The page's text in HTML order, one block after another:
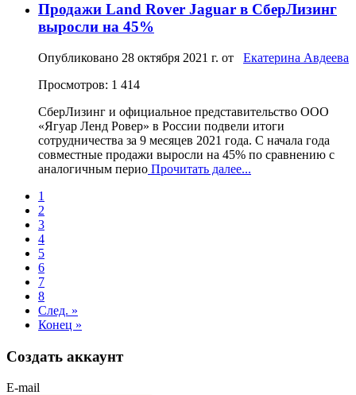
Продажи Land Rover Jaguar в СберЛизинг
выросли на 45%
Опубликовано 28 октября 2021 г. от Екатерина Авдеева
Просмотров: 1 414
СберЛизинг и официальное представительство ООО
«Ягуар Ленд Ровер» в России подвели итоги
сотрудничества за 9 месяцев 2021 года. С начала года
совместные продажи выросли на 45% по сравнению с
аналогичным перио Прочитать далее...
1
2
3
4
5
6
7
8
След. »
Конец »
Создать аккаунт
E-mail